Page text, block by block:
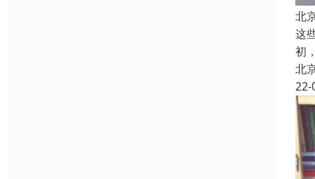
北
这
初
北
22-